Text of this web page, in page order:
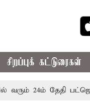
சிறப்புக் கட்டுரைகள்
24ம் தேதி பட்ஜெட்